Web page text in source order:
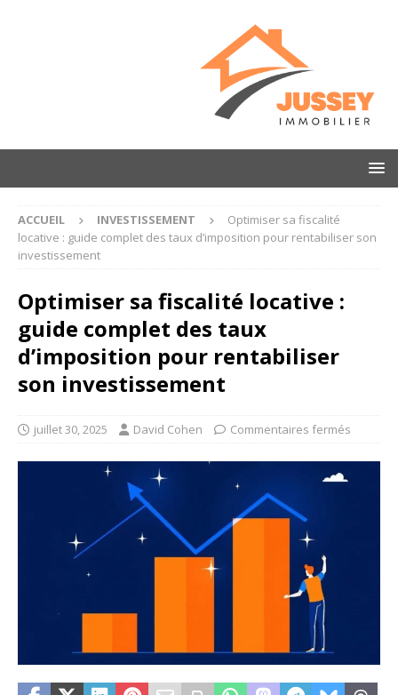
ACCUEIL INVESTISSEMENT
Optimiser sa fiscalité
locative : guide complet des taux d’imposition pour rentabiliser son
investissement
Optimiser sa fiscalité locative :
guide complet des taux
d’imposition pour rentabiliser
son investissement
juillet 30, 2025 David Cohen Commentaires fermés